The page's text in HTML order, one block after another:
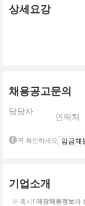
상세요강
채용공고문의
담당자
연락처
꼭 확인하세요 임금체
기업소개
※ 혹시! 매장채용정보와